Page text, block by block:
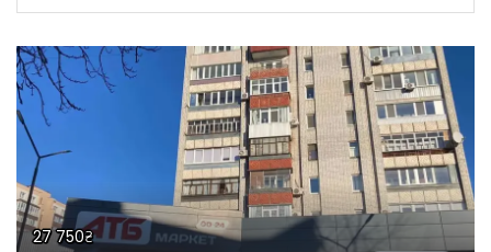
27 750₴